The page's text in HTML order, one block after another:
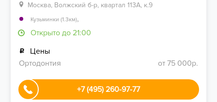
Москва, Волжский б-р, квартал 113А, к.9
Кузьминки (1.3км),
Открыто до 21:00
Цены
Ортодонтия
от 75 000р.
+7 (495) 260-97-77